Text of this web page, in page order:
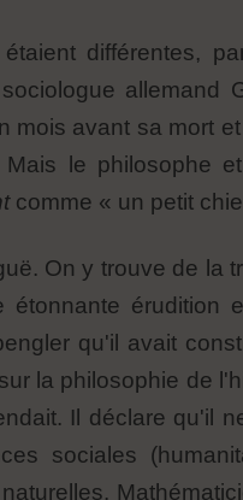
différentes,
allemand
mois avant sa mort
le philosophe
comme « un petit
On y trouve de la
érudition
qu'il avait
la philosophie de
Il déclare qu'il
sociales